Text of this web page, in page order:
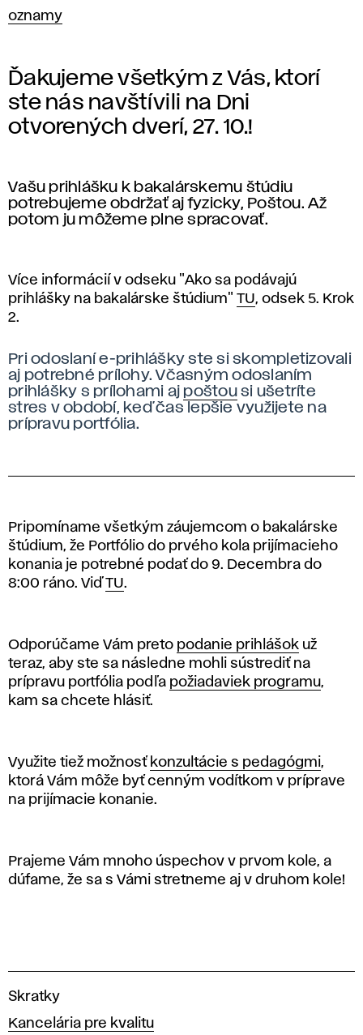
oznamy
Ďakujeme všetkým z Vás, ktorí
ste nás navštívili na Dni
otvorených dverí, 27. 10.!
Vašu prihlášku k bakalárskemu štúdiu
potrebujeme obdržať aj fyzicky, Poštou. Až
potom ju môžeme plne spracovať.
Více informácií v odseku "Ako sa podávajú
prihlášky na bakalárske štúdium" TU, odsek 5. Krok
2.
Pri odoslaní e-prihlášky ste si skompletizovali
aj potrebné prílohy. Včasným odoslaním
prihlášky s prílohami aj poštousi ušetríte
stres v období, keď čas lepšie využijete na
prípravu portfólia.
Pripomíname všetkým záujemcom o bakalárske
štúdium, že Portfólio do prvého kola prijímacieho
konania je potrebné podať do 9. Decembra do
8:00 ráno. Viď TU.
Odporúčame Vám preto podanie prihlášok už
teraz, aby ste sa následne mohli sústrediť na
prípravu portfólia podľa požiadaviek programu,
kam sa chcete hlásiť.
Využite tiež možnosť konzultácie s pedagógmi,
ktorá Vám môže byť cenným vodítkom v príprave
na prijímacie konanie.
Prajeme Vám mnoho úspechov v prvom kole, a
dúfame, že sa s Vámi stretneme aj v druhom kole!
V
s
Skratky
Kancelária pre kvalitu